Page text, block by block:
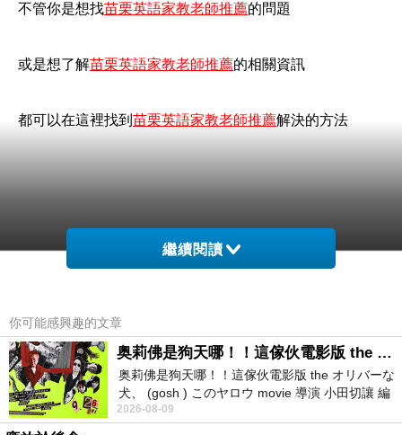
不管你是想找苗栗英語家教老師推薦的問題
或是想了解苗栗英語家教老師推薦的相關資訊
都可以在這裡找到 苗栗英語家教老師推薦解決的方法
繼續閱讀
你可能感興趣的文章
奥莉佛是狗天哪！！這傢伙電影版 the オリバーな犬、 (gosh ) このヤロウ movie
奥莉佛是狗天哪！！這傢伙電影版 the オリバーな
犬、 (gosh ) このヤロウ movie 導演 小田切讓 編
劇: 小田切讓 主演: 小田切讓
2026-08-09